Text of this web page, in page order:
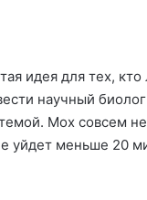
идея для тех,
научный
Мох совсем
уйдет меньше 20